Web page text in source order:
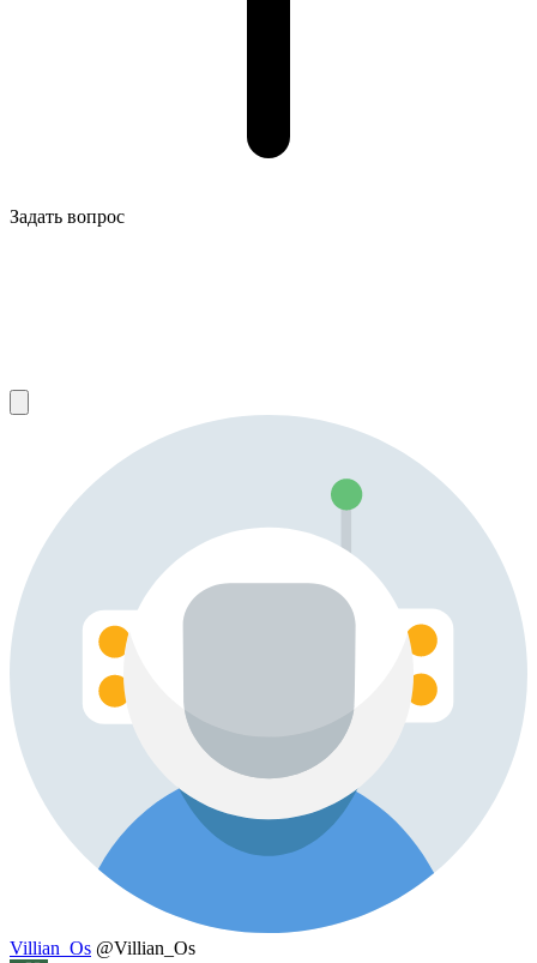
Задать вопрос
Villian_Os @Villian_Os